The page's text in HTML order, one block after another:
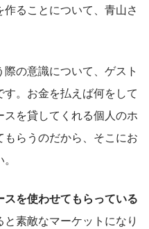
ることについて、青山さ
の意識について、ゲスト
。お金を払えば何をして
を貸してくれる個人のホ
らうのだから、そこにお
スを使わせてもらっている
素敵なマーケットになり